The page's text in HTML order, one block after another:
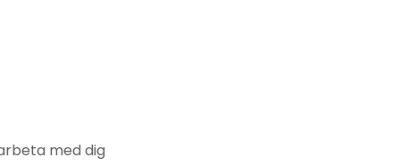
med dig